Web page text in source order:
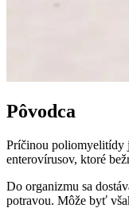
Pôvodca
Príčinou poliomyelitídy
enterovírusov, ktoré
Do organizmu sa
potravou. Môže byť